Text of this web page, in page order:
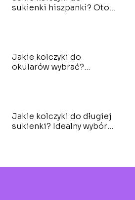
sukienki hiszpanki? Oto
Jakie kolczyki do
okularów wybrać?
Jakie kolczyki do długiej
sukienki? Idealny wybór